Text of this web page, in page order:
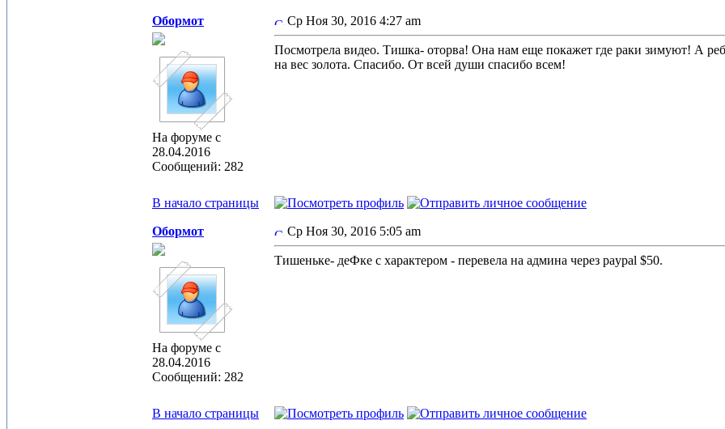
Обормот
На форуме с
28.04.2016
Сообщений: 282
Ср Ноя 30, 2016 4:27 am
Посмотрела видео. Тишка- оторва! Она нам еще покажет где раки зимуют! А
на вес золота. Спасибо. От всей души спасибо всем!
В начало страницы
Обормот
На форуме с
28.04.2016
Сообщений: 282
Ср Ноя 30, 2016 5:05 am
Тишеньке- деФке с характером - перевела на админа через paypal $50.
В начало страницы